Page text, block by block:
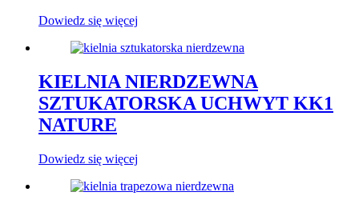
Dowiedz się więcej
KIELNIA NIERDZEWNA
SZTUKATORSKA UCHWYT KK1
NATURE
Dowiedz się więcej